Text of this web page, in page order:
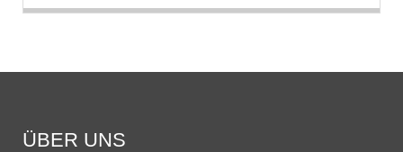
ÜBER UNS